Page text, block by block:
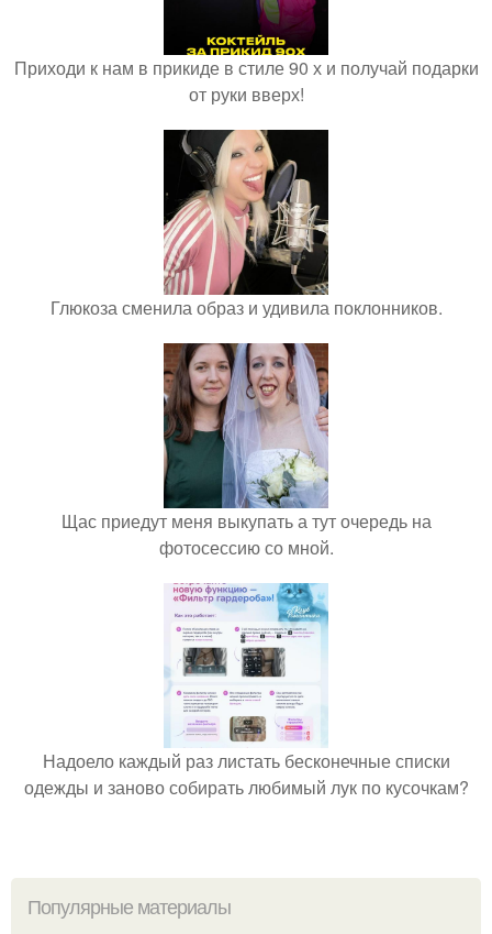
Приходи к нам в прикиде в стиле 90 х и получай подарки
от руки вверх!
Глюкоза сменила образ и удивила поклонников.
Щас приедут меня выкупать а тут очередь на
фотосессию со мной.
Надоело каждый раз листать бесконечные списки
одежды и заново собирать любимый лук по кусочкам?
Популярные материалы